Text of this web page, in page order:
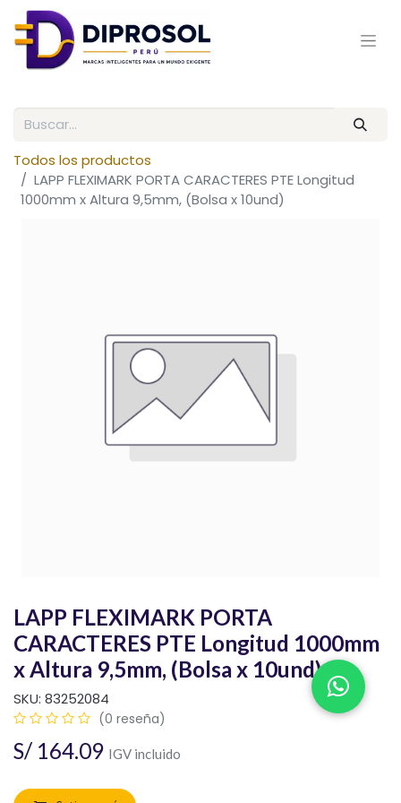
Todos los productos
LAPP FLEXIMARK PORTA CARACTERES PTE Longitud
1000mm x Altura 9,5mm, (Bolsa x 10und)
LAPP FLEXIMARK PORTA
CARACTERES PTE Longitud 1000mm
x Altura 9,5mm, (Bolsa x 10und)
SKU: 83252084
(0 reseña)
S/ 164.09 IGV incluido